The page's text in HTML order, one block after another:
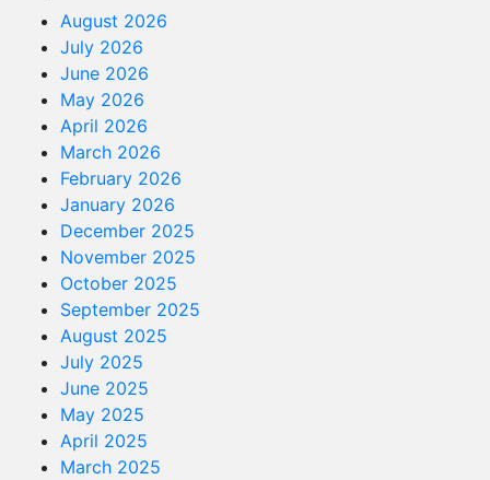
August 2026
July 2026
June 2026
May 2026
April 2026
March 2026
February 2026
January 2026
December 2025
November 2025
October 2025
September 2025
August 2025
July 2025
June 2025
May 2025
April 2025
March 2025